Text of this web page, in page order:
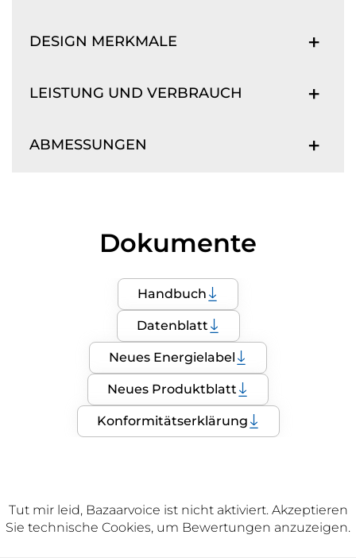
DESIGN MERKMALE
LEISTUNG UND VERBRAUCH
ABMESSUNGEN
Dokumente
Handbuch
Datenblatt
Neues Energielabel
Neues Produktblatt
Konformitätserklärung
Tut mir leid, Bazaarvoice ist nicht aktiviert. Akzeptieren
Sie technische Cookies, um Bewertungen anzuzeigen.